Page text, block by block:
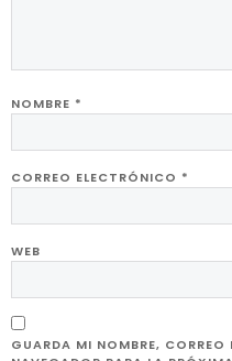
NOMBRE *
CORREO ELECTRÓNICO *
WEB
GUARDA MI NOMBRE, CORREO